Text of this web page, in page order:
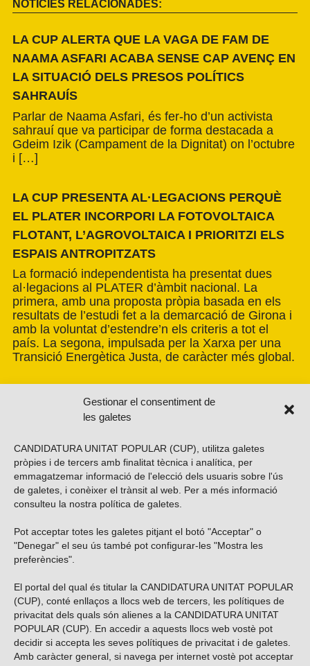
Gestionar el consentiment de
les galetes
CANDIDATURA UNITAT POPULAR (CUP), utilitza galetes
pròpies i de tercers amb finalitat tècnica i analítica, per
emmagatzemar informació de l'elecció dels usuaris sobre l'ús
de galetes, i conèixer el trànsit al web. Per a més informació
consulteu la nostra política de galetes
Pot acceptar totes les galetes pitjant el botó "Acceptar" o
"Denegar" el seu ús també pot configurar-les "Mostra les
preferències".
El portal del qual és titular la CANDIDATURA UNITAT POPULAR
(CUP), conté enllaços a llocs web de tercers, les polítiques de
privacitat dels quals són alienes a la CANDIDATURA UNITAT
POPULAR (CUP). En accedir a aquests llocs web vostè pot
decidir si accepta les seves polítiques de privacitat i de galetes.
Amb caràcter general, si navega per internet vostè pot acceptar
NOTÍCIES RELACIONADES:
LA CUP ALERTA QUE LA VAGA DE FAM DE
NAAMA ASFARI ACABA SENSE CAP AVENÇ EN
LA SITUACIÓ DELS PRESOS POLÍTICS
SAHRAUÍS
Parlar de Naama Asfari, és fer-ho d’un activista
sahrauí que va participar de forma destacada a
Gdeim Izik (Campament de la Dignitat) on l’octubre
i […]
LA CUP PRESENTA AL·LEGACIONS PERQUÈ
EL PLATER INCORPORI LA FOTOVOLTAICA
FLOTANT, L’AGROVOLTAICA I PRIORITZI ELS
ESPAIS ANTROPITZATS
La formació independentista ha presentat dues
al·legacions al PLATER d’àmbit nacional. La
primera, amb una proposta pròpia basada en els
resultats de l’estudi fet a la demarcació de Girona i
amb la voluntat d’estendre’n els criteris a tot el
país. La segona, impulsada per la Xarxa per una
Transició Energètica Justa, de caràcter més global.
Vols subscriure’t al nostre butlletí?
ENVIAR
Troba’ns a les xarxes socials